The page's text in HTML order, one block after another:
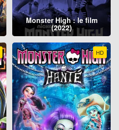
Monster High : le film
(2022)
HD